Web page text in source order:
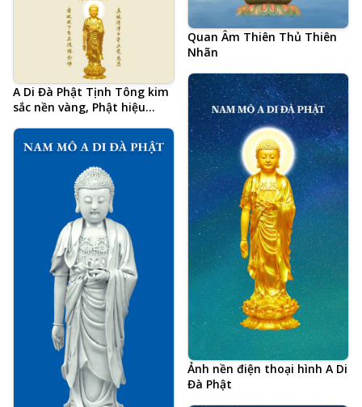
Quan Âm Thiên Thủ Thiên
Nhãn
A Di Đà Phật Tịnh Tông kim
sắc nền vàng, Phật hiệu
đắc cả đời học Phật của Hòa
Thượng Tịnh Không, hình
Phật chất lượng cao, kích
thước lớn, ảnh chiều ngang
Ảnh nền điện thoại hình A Di
Đà Phật